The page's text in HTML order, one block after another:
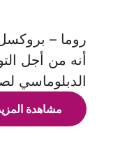
أنه من أجل
الدبلوماسي
مشاهدة